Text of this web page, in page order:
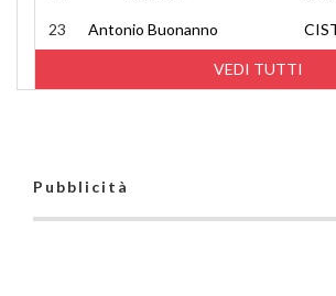
VEDI TUTTI
23 Antonio Buonanno
Pubblicità